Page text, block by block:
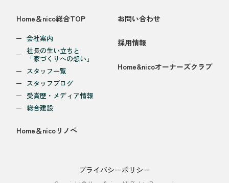
Home＆nico総合TOP
会社案内
社長の生い立ちと
「家づくりへの想い」
スタッフ一覧
スタッフブログ
受賞歴・メディア情報
総合建設
Home＆nicoリノベ
お問い合わせ
採用情報
Home&nicoオーナーズクラブ
プライバシーポリシー